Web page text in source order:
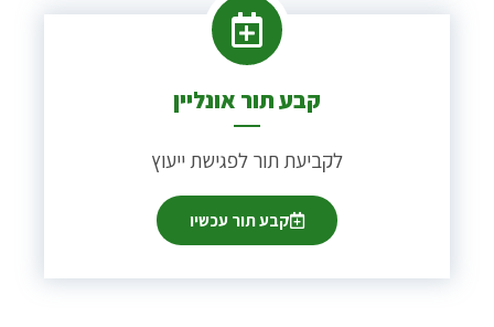
קבע תור אונליין
לקביעת תור לפגישת ייעוץ
קבע תור עכשיו